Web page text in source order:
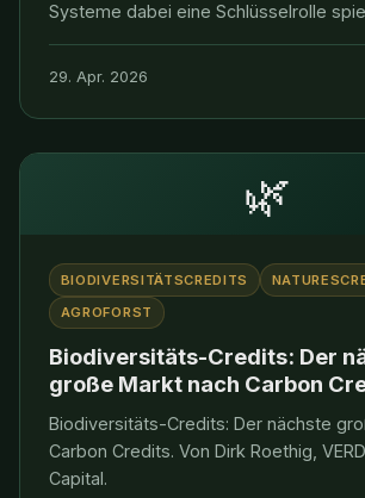
Systeme dabei eine Schlüsselrolle
29. Apr. 2026
🌿
BIODIVERSITÄTSCREDITS
AGROFORST
Biodiversitäts-Credits: Der
große Markt nach Carbon
Biodiversitäts-Credits: Der nächste
Carbon Credits. Von Dirk Roethig,
Capital.